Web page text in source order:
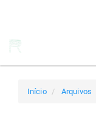
Início Arquivos